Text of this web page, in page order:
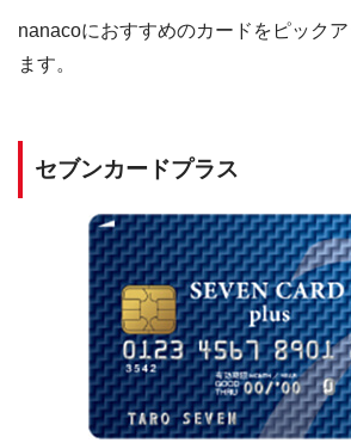
nanacoにおすすめのカードをピック
ます。
セブンカードプラス